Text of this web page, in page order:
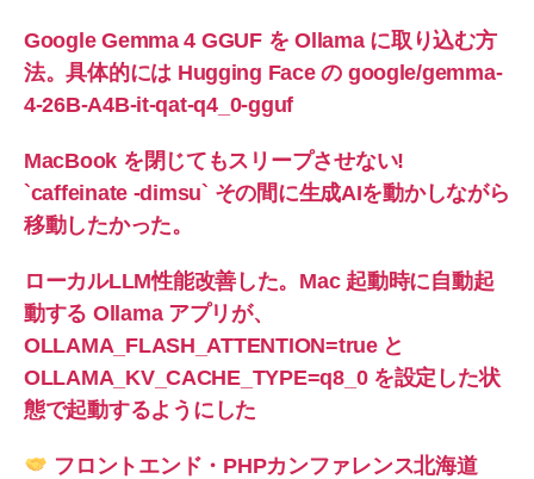
Google Gemma 4 GGUF を Ollama に取り込む方
法。具体的には Hugging Face の google/gemma-
4-26B-A4B-it-qat-q4_0-gguf
MacBook を閉じてもスリープさせない!
`caffeinate -dimsu` その間に生成AIを動かしながら
移動したかった。
ローカルLLM性能改善した。Mac 起動時に自動起
動する Ollama アプリが、
OLLAMA_FLASH_ATTENTION=true と
OLLAMA_KV_CACHE_TYPE=q8_0 を設定した状
態で起動するようにした
フロントエンド・PHPカンファレンス北海道